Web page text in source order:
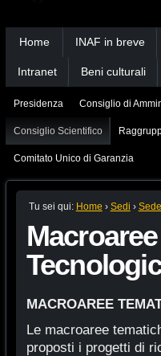
Home INAF in breve
Intranet Beni culturali
Presidenza Consiglio di
Consiglio Scientifico
Comitato Unico di Garanzia
Tu sei qui: Home › Sedi ›
MACROAREE
Le macroaree
proposti i progetti di